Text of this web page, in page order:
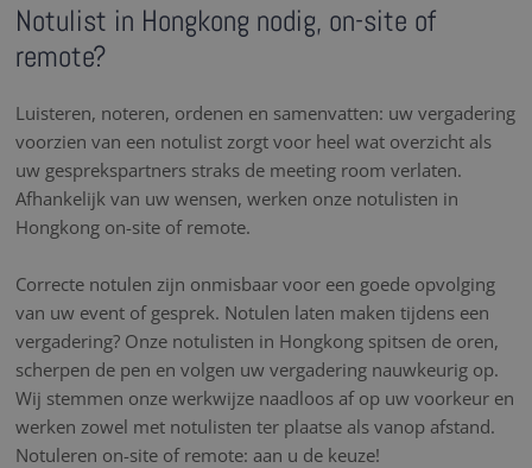
Notulist in Hongkong nodig, on-site of
remote?
Luisteren, noteren, ordenen en samenvatten: uw vergadering
voorzien van een notulist zorgt voor heel wat overzicht als
uw gesprekspartners straks de meeting room verlaten.
Afhankelijk van uw wensen, werken onze notulisten in
Hongkong on-site of remote.
Correcte notulen zijn onmisbaar voor een goede opvolging
van uw event of gesprek. Notulen laten maken tijdens een
vergadering? Onze notulisten in Hongkong spitsen de oren,
scherpen de pen en volgen uw vergadering nauwkeurig op.
Wij stemmen onze werkwijze naadloos af op uw voorkeur en
werken zowel met notulisten ter plaatse als vanop afstand.
Notuleren on-site of remote: aan u de keuze!